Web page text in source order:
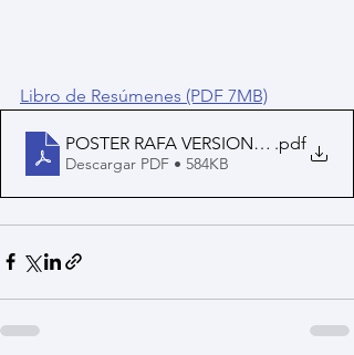
Libro de Resúmenes (PDF 7MB)
POSTER RAFA VERSION FINAL
.pdf
Descargar PDF • 584KB